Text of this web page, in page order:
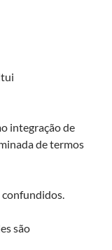
integração de
de termos
são